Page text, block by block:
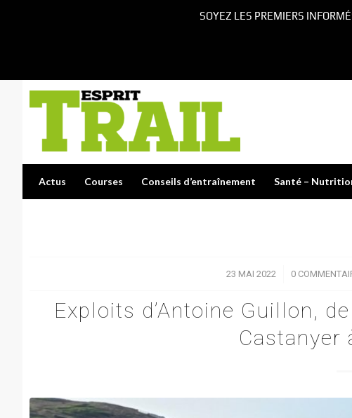
Actus Courses Conseils d’entraînement Santé –
23 MAI 2022
/ 0 /
Exploits d’Antoine Guillon,
Castanyer
SOYEZ LES PREMIERS